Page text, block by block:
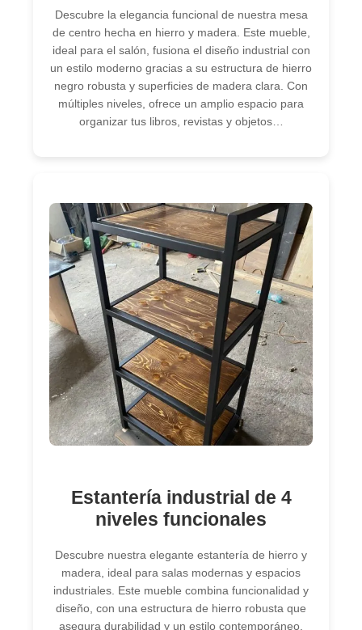
Descubre la elegancia funcional de nuestra mesa
de centro hecha en hierro y madera. Este mueble,
ideal para el salón, fusiona el diseño industrial con
un estilo moderno gracias a su estructura de hierro
negro robusta y superficies de madera clara. Con
múltiples niveles, ofrece un amplio espacio para
organizar tus libros, revistas y objetos…
Estantería industrial de 4
niveles funcionales
Descubre nuestra elegante estantería de hierro y
madera, ideal para salas modernas y espacios
industriales. Este mueble combina funcionalidad y
diseño, con una estructura de hierro robusta que
asegura durabilidad y un estilo contemporáneo.